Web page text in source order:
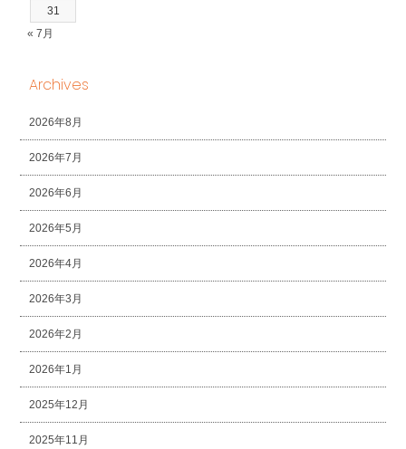
31
« 7月
Archives
2026年8月
2026年7月
2026年6月
2026年5月
2026年4月
2026年3月
2026年2月
2026年1月
2025年12月
2025年11月